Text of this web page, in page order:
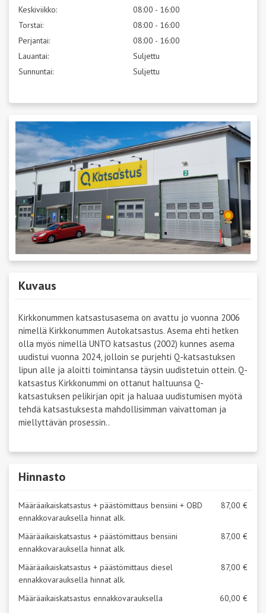
Keskiviikko:
08:00 - 16:00
Torstai:
08:00 - 16:00
Perjantai:
08:00 - 16:00
Lauantai:
Suljettu
Sunnuntai:
Suljettu
Kuvaus
Kirkkonummen katsastusasema on avattu jo vuonna 2006
nimellä Kirkkonummen Autokatsastus. Asema ehti hetken
olla myös nimellä UNTO katsastus (2002) kunnes asema
uudistui vuonna 2024, jolloin se purjehti Q-katsastuksen
lipun alle ja aloitti toimintansa täysin uudistetuin ottein. Q-
katsastus Kirkkonummi on ottanut haltuunsa Q-
katsastuksen pelikirjan opit ja haluaa uudistumisen myötä
tehdä katsastuksesta mahdollisimman vaivattoman ja
miellyttävän prosessin..
Hinnasto
Määräaikaiskatsastus + päästömittaus bensiini + OBD
ennakkovarauksella hinnat alk.
87,00 €
Määräaikaiskatsastus + päästömittaus bensiini
ennakkovarauksella hinnat alk.
87,00 €
Määräaikaiskatsastus + päästömittaus diesel
ennakkovarauksella hinnat alk.
87,00 €
Määräaikaiskatsastus ennakkovarauksella
60,00 €